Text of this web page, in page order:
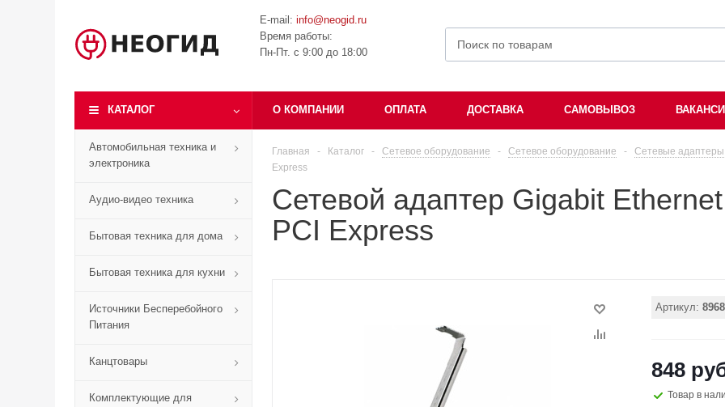
E-mail: info@neogid.ru
Время работы:
Пн-Пт. с 9:00 до 18:00
КАТАЛОГ О КОМПАНИИ ОПЛАТА ДОСТАВКА САМОВЫВОЗ
Автомобильная техника и
электроника
Аудио-видео техника
Бытовая техника для дома
Бытовая техника для кухни
Источники Бесперебойного
Питания
Канцтовары
Комплектующие для
Главная - Каталог - Сетевое оборудование - Cетевое оборудование - Сетевые адаптеры
Express
Сетевой адаптер Gigabit
PCI Express
Артикул:
848
Товар в